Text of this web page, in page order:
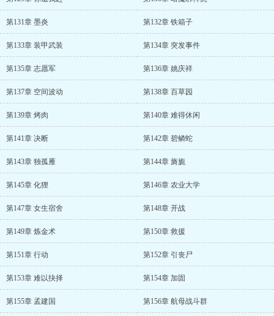
第131章 墨炎 第132章 铁箱子
第133章 装甲武装 第134章 突发事件
第135章 志愿军 第136章 姚庆祥
第137章 空间波动 第138章 百草园
第139章 烤肉 第140章 难得休闲
第141章 决断 第142章 碧鳞蛇
第143章 独孤雁 第144章 旖旎
第145章 化狸 第146章 农业大学
第147章 女生宿舍 第148章 开战
第149章 炼金术 第150章 救援
第151章 行动 第152章 引丧尸
第153章 难以抉择 第154章 加固
第155章 孟建国 第156章 航母战斗群